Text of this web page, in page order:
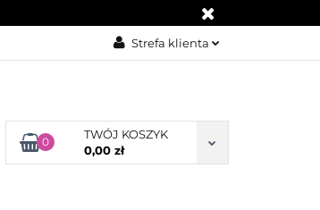
Strefa klienta
Dodaj zgłoszenie
Zgody cookies
0
TWÓJ KOSZYK
0,00 zł